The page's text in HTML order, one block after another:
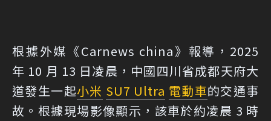
根據外媒《Carnews china》報導，2025
年 10 月 13 日凌晨，中國四川省成都天府大
道發生一起小米 SU7 Ultra 電動車的交通事
故。根據現場影像顯示，該車於約凌晨 3 時